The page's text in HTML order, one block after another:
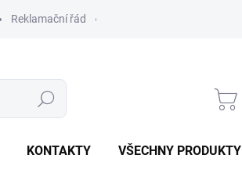
Reklamační řád
Hledat
KONTAKTY VŠECHNY PRODUKTY